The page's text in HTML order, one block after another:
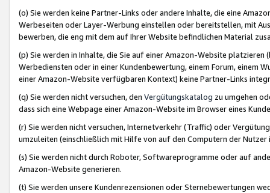
(o) Sie werden keine Partner-Links oder andere Inhalte, die eine
Werbeseiten oder Layer-Werbung einstellen oder bereitstellen, mit
bewerben, die eng mit dem auf Ihrer Website befindlichen Material
(p) Sie werden in Inhalte, die Sie auf einer Amazon-Website
Werbediensten oder in einer Kundenbewertung, einem Forum, einem
einer Amazon-Website verfügbaren Kontext) keine Partner-Links
(q) Sie werden nicht versuchen, den Vergütungskatalog zu umgehen
dass sich eine Webpage einer Amazon-Website im Browser eines
(r) Sie werden nicht versuchen, Internetverkehr (Traffic) oder
umzuleiten (einschließlich mit Hilfe von auf den Computern der
(s) Sie werden nicht durch Roboter, Softwareprogramme oder auf
Amazon-Website generieren.
(t) Sie werden unsere Kundenrezensionen oder Sternebewertungen